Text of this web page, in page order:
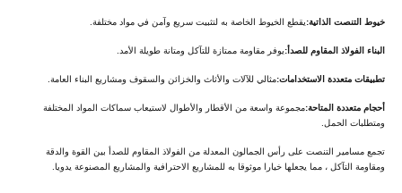
خيوط التنصت الذاتية:يقطع الخيوط الخاصة به لتثبيت سريع وآمن في مواد مختلفة.
البناء الفولاذ المقاوم للصدأ:يوفر مقاومة ممتازة للتآكل ومتانة طويلة الأمد.
تطبيقات متعددة الاستخدامات:مثالي للآلات والأثاث والخزائن والسقوف ومشاريع البناء العامة.
أحجام متعددة المتاحة:مجموعة واسعة من الأقطار والأطوال لاستيعاب سماكات المواد المختلفة
ومتطلبات الحمل.
تجمع مسامير التنصت على رأس الجمالون المعدلة من الفولاذ المقاوم للصدأ بين القوة والدقة
ومقاومة التآكل ، مما يجعلها خيارا موثوقا به للمشاريع الاحترافية والمشاريع المصنوعة يدويا.